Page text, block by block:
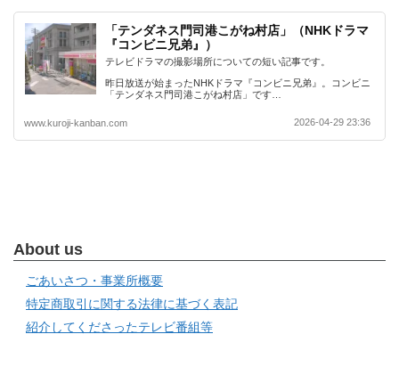
「テンダネス門司港こがね村店」（NHKドラマ
『コンビニ兄弟』）
テレビドラマの撮影場所についての短い記事です。
昨日放送が始まったNHKドラマ『コンビニ兄弟』。コンビニ
「テンダネス門司港こがね村店」です…
www.kuroji-kanban.com 2026-04-29 23:36
About us
ごあいさつ・事業所概要
特定商取引に関する法律に基づく表記
紹介してくださったテレビ番組等